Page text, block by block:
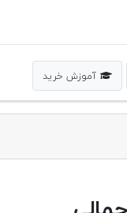
آموزش خرید